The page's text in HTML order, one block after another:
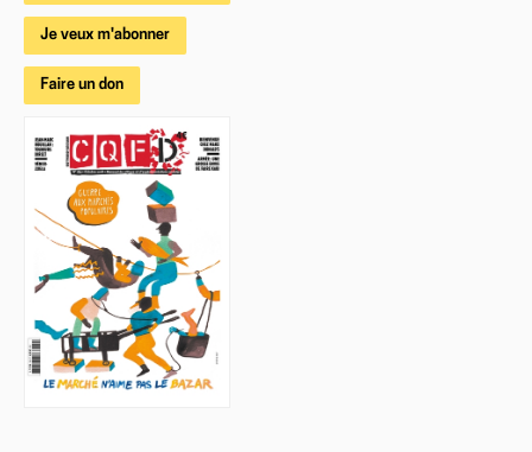
Je veux m'abonner
Faire un don